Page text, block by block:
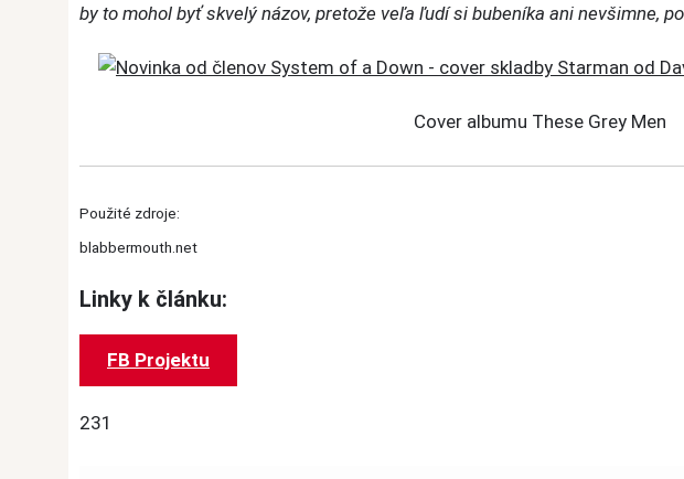
by to mohol byť skvelý názov, pretože veľa ľudí si bubeníka ani nevšimne,
Cover albumu These Grey Men
Použité zdroje:
blabbermouth.net
Linky k článku:
FB Projektu
231